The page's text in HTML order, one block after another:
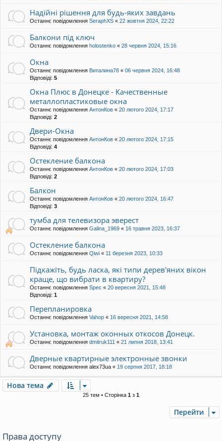
Надійні рішення для будь-яких завдань
Останнє повідомлення SeraphXS « 22 жовтня 2024, 22:22
Балкони під ключ
Останнє повідомлення holostenko « 28 червня 2024, 15:16
Окна
Останнє повідомлення Виталина78 « 06 червня 2024, 16:48
Відповіді: 5
Окна Плюс в Донецке - Качественные
металлопластиковые окна
Останнє повідомлення АнтонКов « 20 лютого 2024, 17:17
Відповіді: 2
Двери-Окна
Останнє повідомлення АнтонКов « 20 лютого 2024, 17:15
Відповіді: 4
Остекление балкона
Останнє повідомлення АнтонКов « 20 лютого 2024, 17:03
Відповіді: 2
Балкон
Останнє повідомлення АнтонКов « 20 лютого 2024, 16:47
Відповіді: 3
тумба для телевизора эверест
Останнє повідомлення Galina_1969 « 16 травня 2023, 16:37
Остекление балкона
Останнє повідомлення Qiwi « 11 березня 2023, 10:33
Підкажіть, будь ласка, які типи дерев'яних вікон
краще, що вибрати в квартиру?
Останнє повідомлення Spec « 20 вересня 2021, 15:48
Відповіді: 1
Перепланировка
Останнє повідомлення Vahop « 16 вересня 2021, 14:58
Установка, монтаж оконных откосов Донецк.
Останнє повідомлення dmitruk111 « 21 липня 2018, 13:41
Дверные квартирные электронные звонки
Останнє повідомлення alex73ua « 19 серпня 2017, 18:18
Нова тема
25 тем • Сторінка 1 з 1
Перейти
Права доступу